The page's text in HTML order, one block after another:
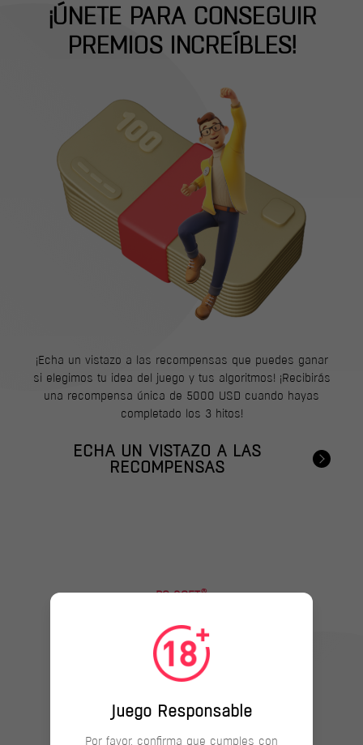
¡ÚNETE PARA CONSEGUIR
PREMIOS INCREÍBLES!
¡Echa un vistazo a las recompensas que puedes ganar
si elegimos tu idea del juego y tus algoritmos! ¡Recibirás
una recompensa única de 5000 USD cuando hayas
completado los 3 hitos!
ECHA UN VISTAZO A LAS
RECOMPENSAS
PG SOFT®
¿POR QUÉ DEBERÍAS
UNIRTE A PG SOFT
Juego Responsable
Por favor, confirma que cumples con